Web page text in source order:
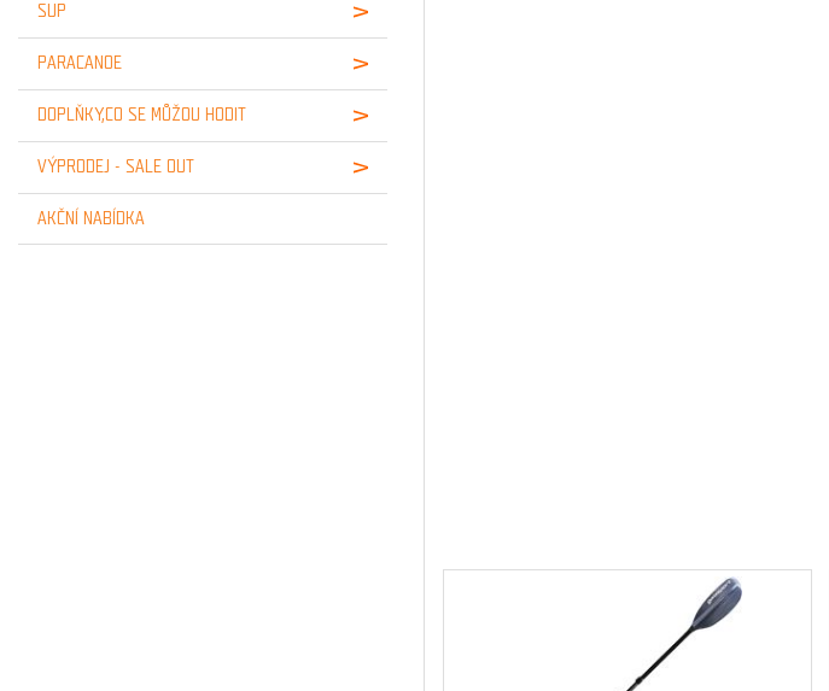
SUP
PARACANOE
DOPLŇKY,CO SE MŮŽOU HODIT
VÝPRODEJ - SALE OUT
AKČNÍ NABÍDKA